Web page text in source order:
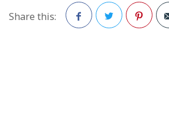
Share this: